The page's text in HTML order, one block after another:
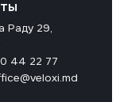
Раду 29,
44 22 77